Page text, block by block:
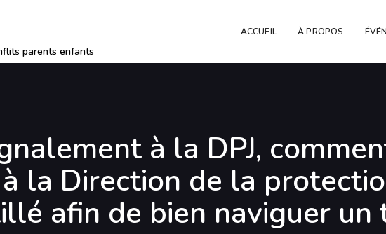
ACCUEIL À PROPOS
parents enfants
à la DPJ,
la Direction de la
afin de bien naviguer un